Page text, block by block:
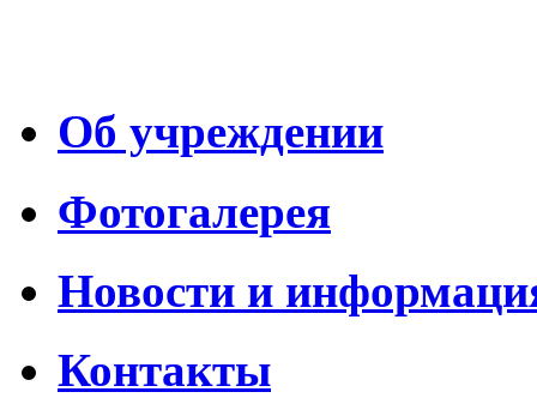
Об учреждении
Фотогалерея
Новости и
Контакты